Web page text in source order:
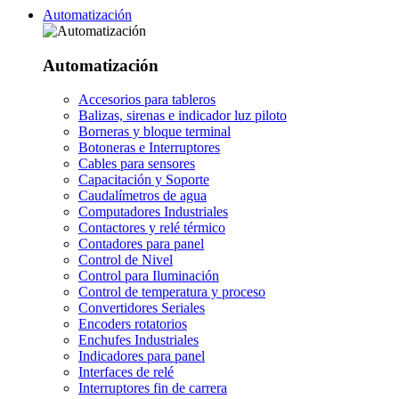
Automatización
Automatización
Accesorios para tableros
Balizas, sirenas e indicador luz piloto
Borneras y bloque terminal
Botoneras e Interruptores
Cables para sensores
Capacitación y Soporte
Caudalímetros de agua
Computadores Industriales
Contactores y relé térmico
Contadores para panel
Control de Nivel
Control para Iluminación
Control de temperatura y proceso
Convertidores Seriales
Encoders rotatorios
Enchufes Industriales
Indicadores para panel
Interfaces de relé
Interruptores fin de carrera